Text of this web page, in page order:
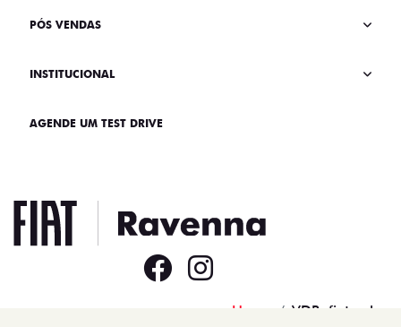
PÓS VENDAS
INSTITUCIONAL
AGENDE UM TEST DRIVE
Home VDP: fiat pulse